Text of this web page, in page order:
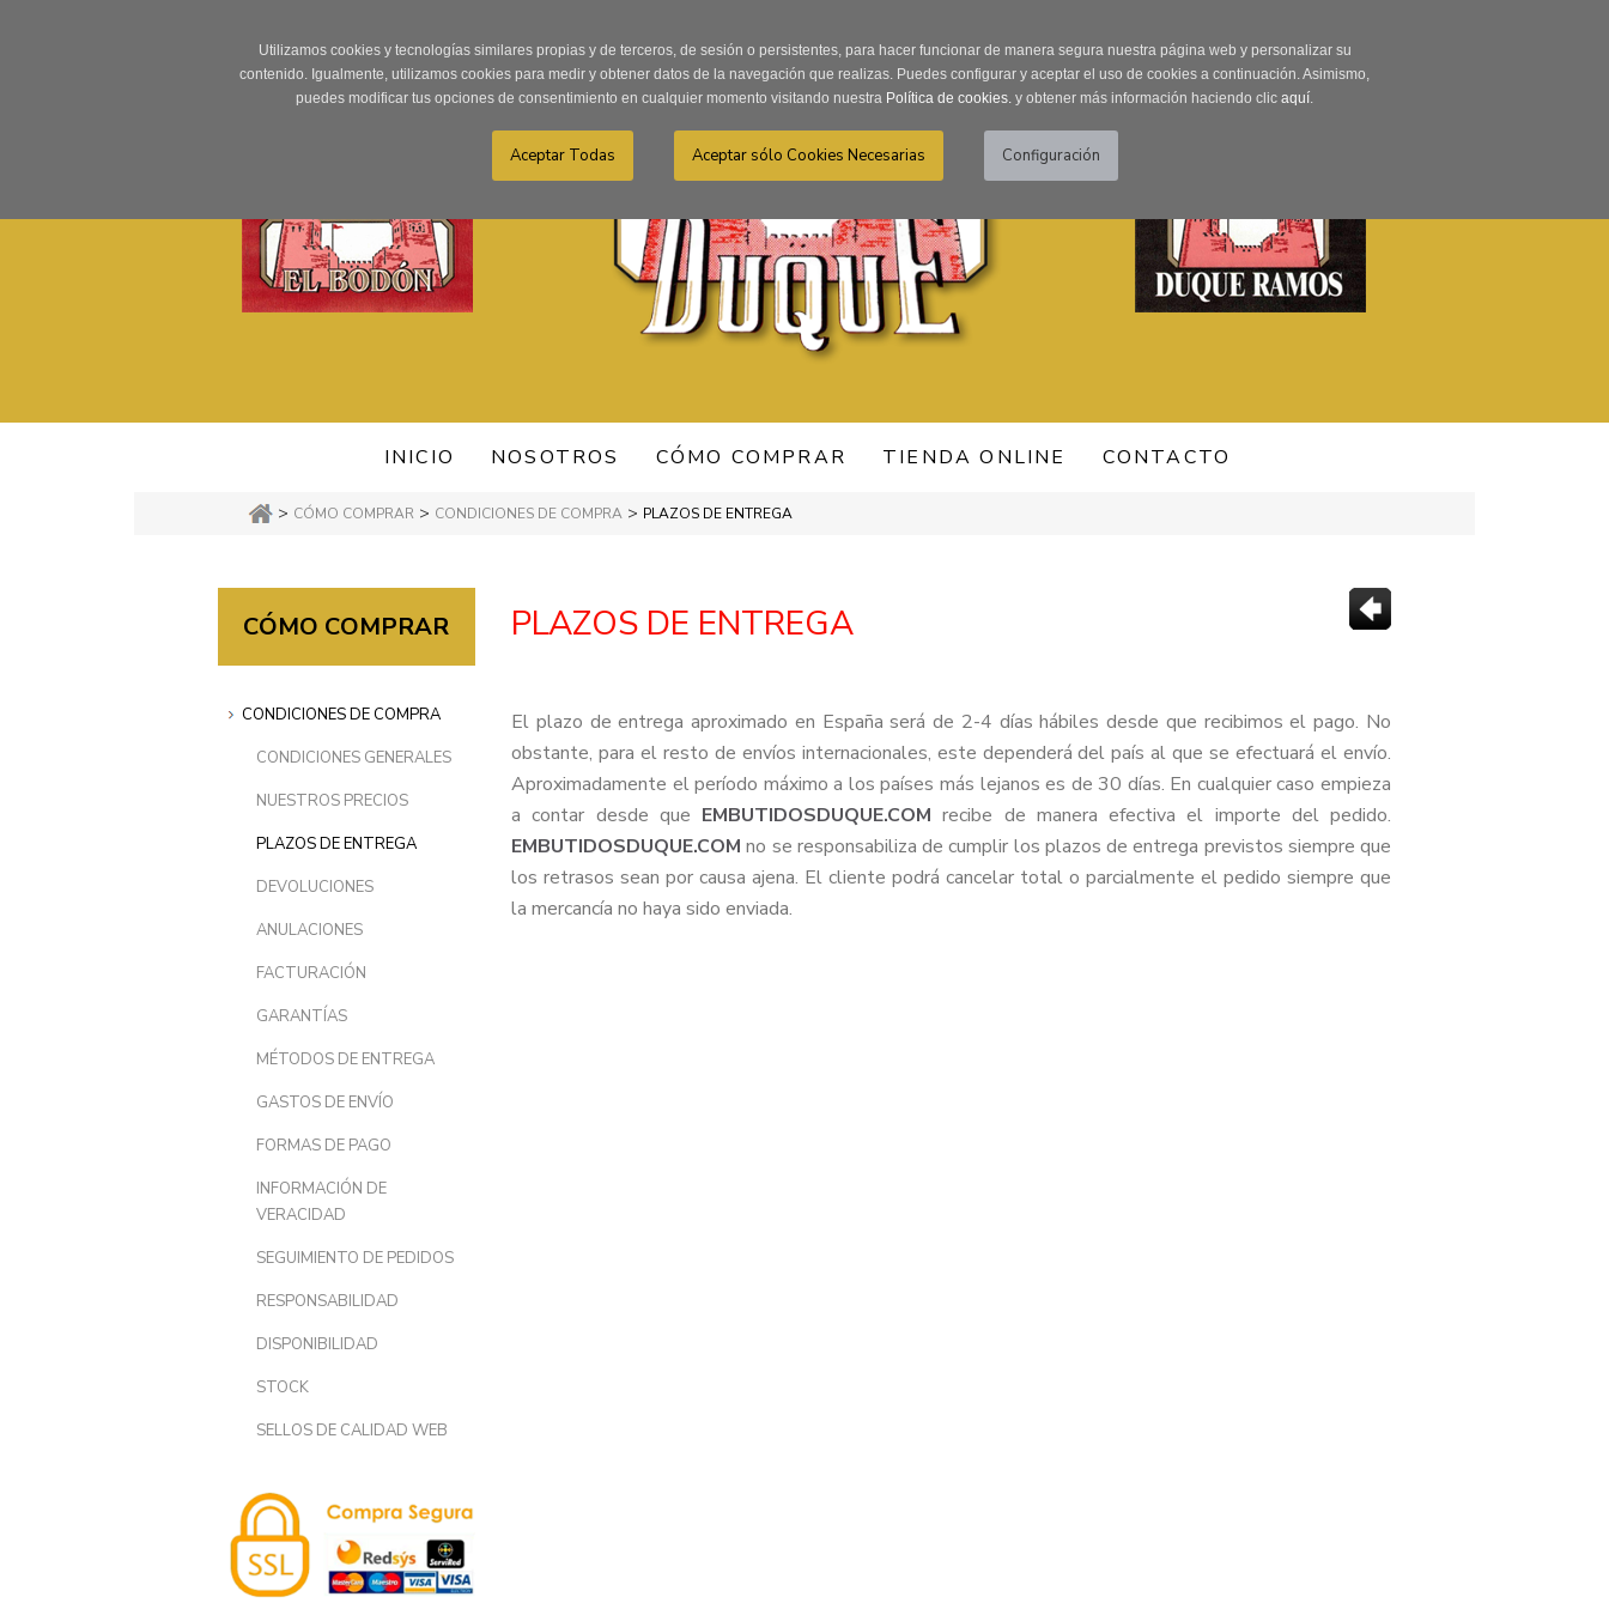
Utilizamos cookies y tecnologías similares propias y de terceros, de sesión o persistentes, para hacer funcionar de manera segura nuestra página web y personalizar su
contenido. Igualmente, utilizamos cookies para medir y obtener datos de la navegación que realizas. Puedes configurar y aceptar el uso de cookies a continuación. Asimismo,
puedes modificar tus opciones de consentimiento en cualquier momento visitando nuestra Política de cookies. y obtener más información haciendo clic aquí.
INICIO NOSOTROS CÓMO COMPRAR TIENDA ONLINE CONTACTO
> CÓMO COMPRAR > CONDICIONES DE COMPRA > PLAZOS DE ENTREGA
PLAZOS DE ENTREGA
El plazo de entrega aproximado en España será de 2-4 días hábiles desde que recibimos el pago. No
obstante, para el resto de envíos internacionales, este dependerá del país al que se efectuará el envío.
Aproximadamente el período máximo a los países más lejanos es de 30 días. En cualquier caso empieza
a contar desde que EMBUTIDOSDUQUE.COM recibe de manera efectiva el importe del pedido.
EMBUTIDOSDUQUE.COM no se responsabiliza de cumplir los plazos de entrega previstos siempre que
los retrasos sean por causa ajena. El cliente podrá cancelar total o parcialmente el pedido siempre que
la mercancía no haya sido enviada.
CÓMO COMPRAR
CONDICIONES DE COMPRA
CONDICIONES GENERALES
NUESTROS PRECIOS
PLAZOS DE ENTREGA
DEVOLUCIONES
ANULACIONES
FACTURACIÓN
GARANTÍAS
MÉTODOS DE ENTREGA
GASTOS DE ENVÍO
FORMAS DE PAGO
INFORMACIÓN DE
VERACIDAD
SEGUIMIENTO DE PEDIDOS
RESPONSABILIDAD
DISPONIBILIDAD
STOCK
SELLOS DE CALIDAD WEB